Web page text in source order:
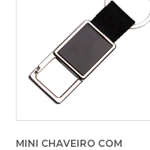
MINI CHAVEIRO COM